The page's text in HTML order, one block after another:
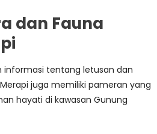
dan Fauna
informasi tentang letusan dan
juga memiliki pameran yang
hayati di kawasan Gunung